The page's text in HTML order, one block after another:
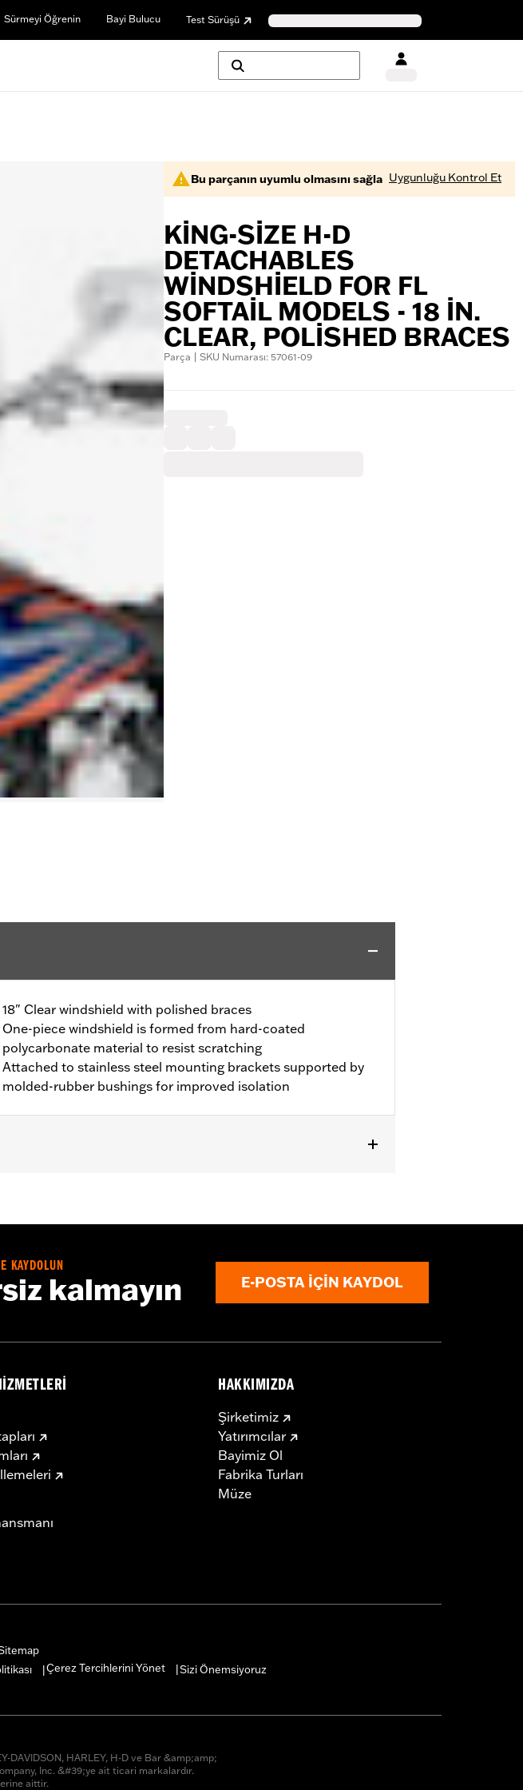
Sürmeyi Öğrenin Bayi Bulucu Test Sürüşü
Bu parçanın uyumlu olmasını sağla Uygunluğu Kontrol Et
KING-SIZE H-D
DETACHABLES
WINDSHIELD FOR FL
SOFTAIL MODELS - 18 IN.
CLEAR, POLISHED BRACES
Parça | SKU Numarası: 57061-09
18" Clear windshield with polished braces
One-piece windshield is formed from hard-coated
polycarbonate material to resist scratching
Attached to stainless steel mounting brackets supported by
molded-rubber bushings for improved isolation
full details
KAYDOLUN
kalmayın E-POSTA IÇIN KAYDOL
HAKKIMIZDA
Şirketimiz
Yatırımcılar
Bayimiz Ol
Fabrika Turları
Müze
Çerez Tercihlerini Yönet Sizi Önemsiyoruz
DAVIDSON, HARLEY, H-D ve Bar &amp;amp;
Inc. &#39;ye ait ticari markalardır.
aittir.